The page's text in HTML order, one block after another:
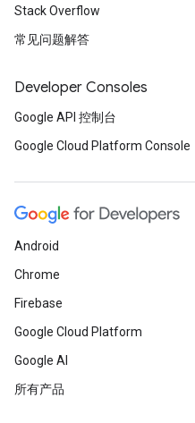
Stack Overflow
常见问题解答
Developer Consoles
Google API 控制台
Google Cloud Platform Console
Android
Chrome
Firebase
Google Cloud Platform
Google AI
所有产品